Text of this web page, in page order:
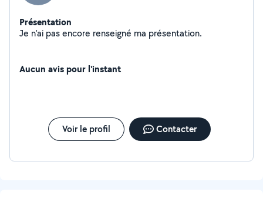
Présentation
Je n'ai pas encore renseigné ma présentation.
Aucun avis pour l'instant
Voir le profil Contacter